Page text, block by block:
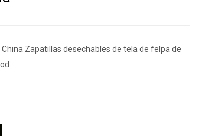
Zapatillas desechables de tela de felpa de